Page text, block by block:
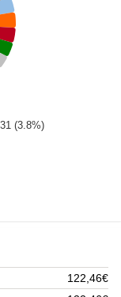
(3.8%)
122,46€